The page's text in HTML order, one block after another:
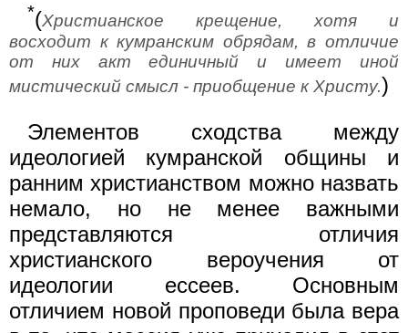
*(Христианское крещение, хотя и
восходит к кумранским обрядам, в отличие
от них акт единичный и имеет иной
мистический смысл - приобщение к Христу.)
Элементов сходства между
идеологией кумранской общины и
ранним христианством можно назвать
немало, но не менее важными
представляются отличия
христианского вероучения от
идеологии ессеев. Основным
отличием новой проповеди была вера